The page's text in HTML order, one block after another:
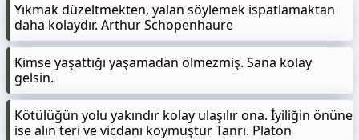
Yıkmak düzeltmekten, yalan söylemek ispatlamaktan
daha kolaydır. Arthur Schopenhaure
Kimse yaşattığı yaşamadan ölmezmiş. Sana kolay
gelsin.
Kötülüğün yolu yakındır kolay ulaşılır ona. İyiliğin önüne
ise alın teri ve vicdanı koymuştur Tanrı. Platon